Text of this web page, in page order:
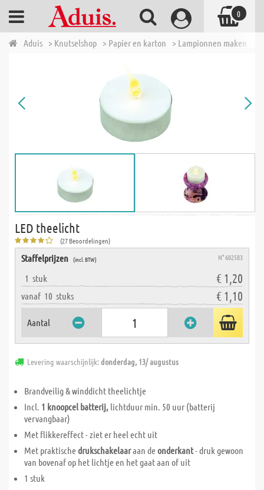
Aduis > Knutselshop > Papier en karton > Lampionnen maken
LED theelicht
(27 Beoordelingen)
Staffelprijzen (incl. BTW) N° 602583
1 stuk € 1,20
vanaf 10 stuks € 1,10
Aantal
Levering waarschijnlijk:donderdag, 13/ augustus
Brandveilig & winddicht theelichtje
Incl. 1 knoopcel batterij, lichtduur min. 50 uur (batterij
vervangbaar)
Met flikkereffect - ziet er heel echt uit
Met praktischedrukschakelaaraan deonderkant- druk gewoon
van bovenaf op het lichtje en het gaat aan of uit
1 stuk
0